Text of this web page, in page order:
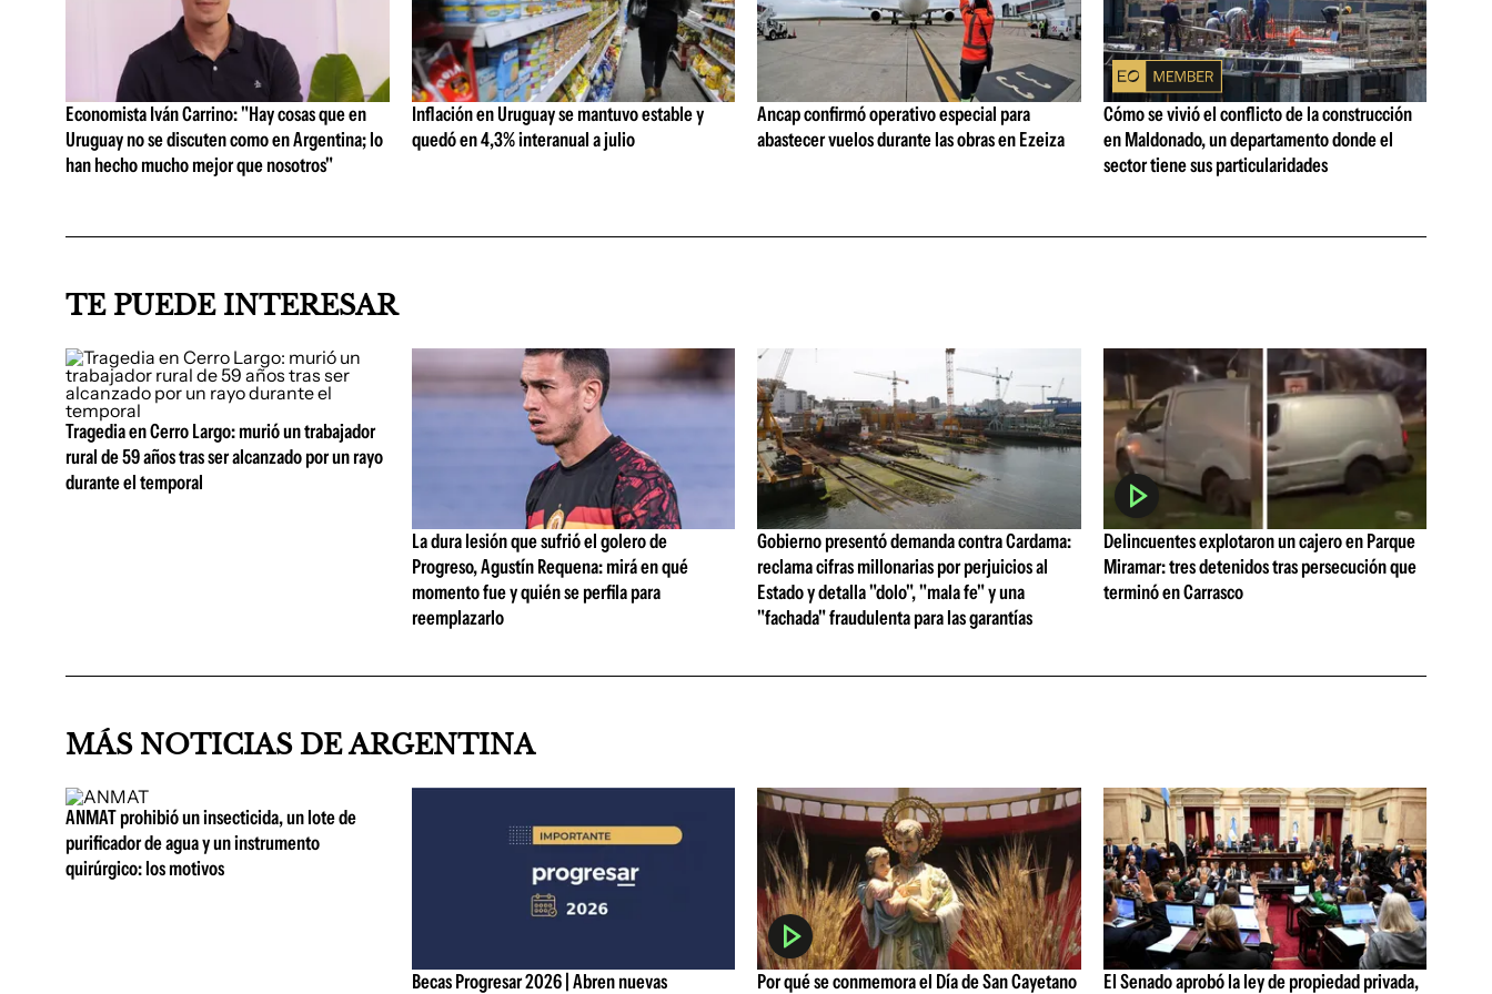
Economista Iván Carrino: "Hay cosas que en
Uruguay no se discuten como en Argentina; lo
han hecho mucho mejor que nosotros"
Inflación en Uruguay se mantuvo estable y
quedó en 4,3% interanual a julio
Ancap confirmó operativo especial para
abastecer vuelos durante las obras en Ezeiza
Cómo se vivió el conflicto de la construcción
en Maldonado, un departamento donde el
sector tiene sus particularidades
TE PUEDE INTERESAR
Tragedia en Cerro Largo: murió un trabajador
rural de 59 años tras ser alcanzado por un rayo
durante el temporal
La dura lesión que sufrió el golero de
Progreso, Agustín Requena: mirá en qué
momento fue y quién se perfila para
reemplazarlo
Gobierno presentó demanda contra Cardama:
reclama cifras millonarias por perjuicios al
Estado y detalla "dolo", "mala fe" y una
"fachada" fraudulenta para las garantías
Delincuentes explotaron un cajero en Parque
Miramar: tres detenidos tras persecución que
terminó en Carrasco
MÁS NOTICIAS DE ARGENTINA
ANMAT prohibió un insecticida, un lote de
purificador de agua y un instrumento
quirúrgico: los motivos
Becas Progresar 2026 | Abren nuevas Por qué se conmemora el Día de San Cayetano El Senado aprobó la ley de propiedad privada,